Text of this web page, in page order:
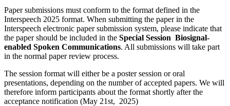
Paper submissions must conform to the format defined in the
Interspeech 2025 format. When submitting the paper in the
Interspeech electronic paper submission system, please indicate that
the paper should be included in the Special Session Biosignal-
enabled Spoken Communications. All submissions will take part
in the normal paper review process.
The session format will either be a poster session or oral
presentations, depending on the number of accepted papers. We will
therefore inform participants about the format shortly after the
acceptance notification (May 21st, 2025)